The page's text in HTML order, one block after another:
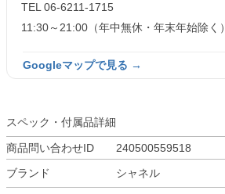
TEL 06-6211-1715
11:30～21:00（年中無休・年末年始除く）
Googleマップで見る →
スペック・付属品詳細
商品問い合わせID
240500559518
ブランド
シャネル